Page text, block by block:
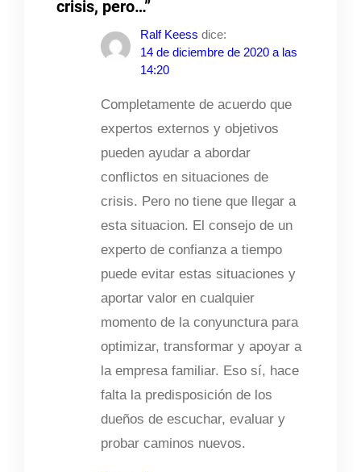
crisis, pero…”
Ralf Keess dice:
14 de diciembre de 2020 a las
14:20
Completamente de acuerdo que
expertos externos y objetivos
pueden ayudar a abordar
conflictos en situaciones de
crisis. Pero no tiene que llegar a
esta situacion. El consejo de un
experto de confianza a tiempo
puede evitar estas situaciones y
aportar valor en cualquier
momento de la conyunctura para
optimizar, transformar y apoyar a
la empresa familiar. Eso sí, hace
falta la predisposición de los
dueños de escuchar, evaluar y
probar caminos nuevos.